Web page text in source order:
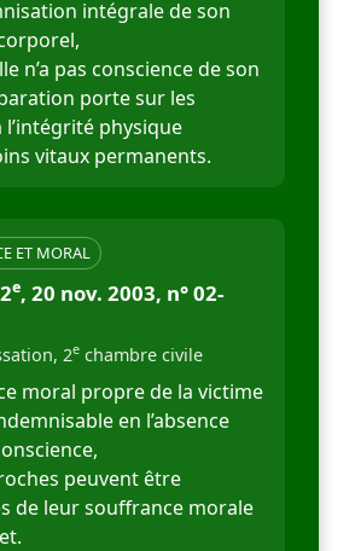
intégrale de son
n’a pas conscience de son
porte sur les
physique
vitaux permanents.
ET MORAL
e, 20 nov. 2003, n° 02-
2e chambre civile
moral propre de la victime
en l’absence
peuvent être
de leur souffrance morale